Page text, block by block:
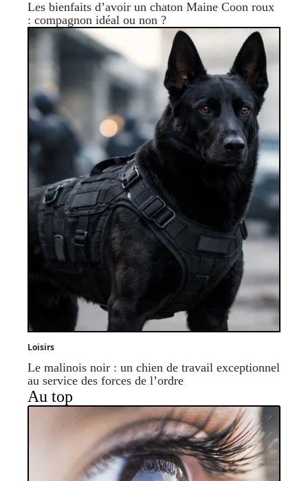
Les bienfaits d’avoir un chaton Maine Coon roux
: compagnon idéal ou non ?
Loisirs
Le malinois noir : un chien de travail exceptionnel
au service des forces de l’ordre
Au top